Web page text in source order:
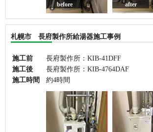
before after
札幌市 長府製作所給湯器施工事例
施工前
長府製作所：KIB-41DFF
施工後
長府製作所：KIB-4764DAF
施工時間
約4時間